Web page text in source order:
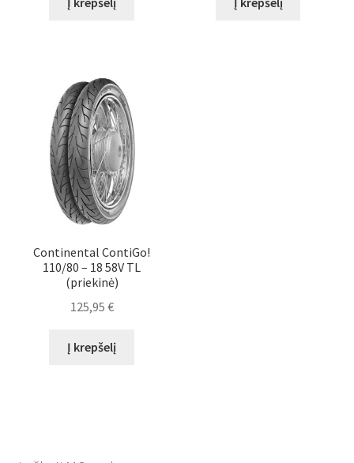
Continental ContiGo!
110/80 – 18 58V TL
(priekinė)
125,95 €
Į krepšelį